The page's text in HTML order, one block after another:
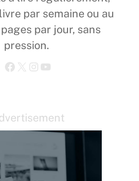
par semaine ou au
par jour, sans
pression.
Facebook X Instagram YouTube